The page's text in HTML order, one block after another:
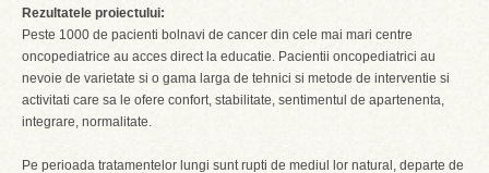
Rezultatele proiectului:
Peste 1000 de pacienti bolnavi de cancer din cele mai mari centre
oncopediatrice au acces direct la educatie. Pacientii oncopediatrici au
nevoie de varietate si o gama larga de tehnici si metode de interventie si
activitati care sa le ofere confort, stabilitate, sentimentul de apartenenta,
integrare, normalitate.
Pe perioada tratamentelor lungi sunt rupti de mediul lor natural, departe de